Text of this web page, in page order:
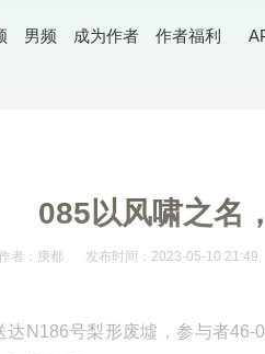
男频 成为作者 作者福利
085以风啸之名
者：庚都 发布时间：2023-05-10 21:49
达N186号梨形废墟，参与者